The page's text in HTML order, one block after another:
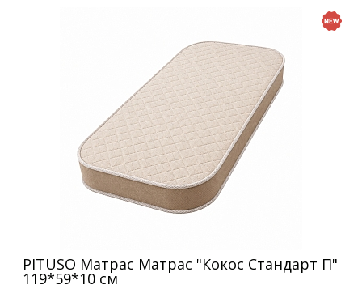
PITUSO Матрас Матрас "Кокос Стандарт П"
119*59*10 см